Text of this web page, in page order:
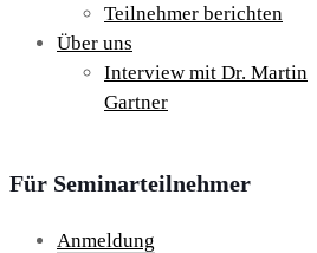
Teilnehmer berichten
Über uns
Interview mit Dr. Martin
Gartner
Für Seminarteilnehmer
Anmeldung